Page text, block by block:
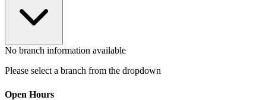
No branch information available
Please select a branch from the dropdown
Open Hours